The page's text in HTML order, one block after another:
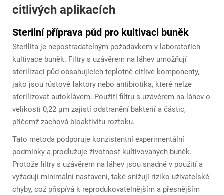
citlivých aplikacích
Sterilní příprava půd pro kultivaci buněk
Sterilita je nepostradatelným požadavkem v laboratořích
kultivace buněk. Filtry s uzávěrem na láhev umožňují
sterilizaci půd obsahujících teplotně citlivé komponenty,
jako jsou růstové faktory nebo antibiotika, které nelze
sterilizovat autoklávem. Použití filtru s uzávěrem na láhev o
velikosti 0,22 μm zajistí odstranění bakterií a částic,
přičemž zachová bioaktivitu roztoku.
Tato metoda podporuje konzistentní experimentální
podmínky a prodlužuje životnost kultivovaných buněk.
Protože filtry s uzávěrem na láhev jsou snadné v použití a
vyžadují minimální nastavení, také snižují riziko uživatelské
chyby, což přispívá k reprodukovatelnějším a přesnějším